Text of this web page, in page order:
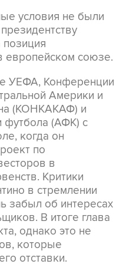
условия не были
европейском союзе.
УЕФА, Конференции
Америки и
(КОНКАКАФ) и
футбола (АФК) с
когда он
по
в
Критики
в стремлении
забыл об интересах
В итоге глава
однако это не
которые
отставки.